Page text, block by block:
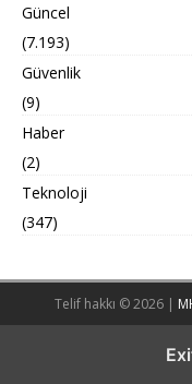
Güncel
(7.193)
Güvenlik
(9)
Haber
(2)
Teknoloji
(347)
Telif hakkı © 2026 |